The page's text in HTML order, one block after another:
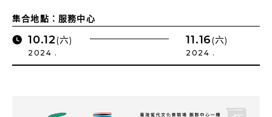
集合地點：服務中心
10.12(六)
2024 .
11.16(六)
2024 .